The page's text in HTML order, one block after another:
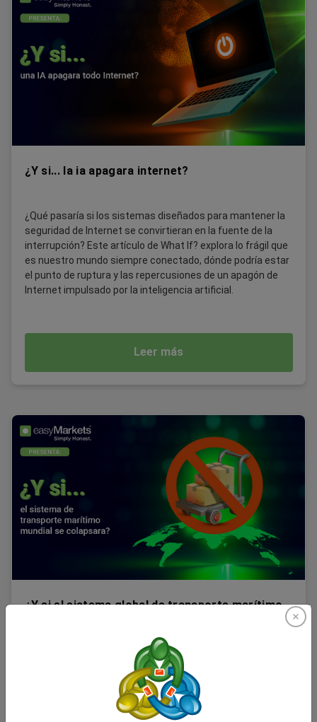
¿Y si... la ia apagara internet?
¿Qué pasaría si los sistemas diseñados para mantener la
seguridad de Internet se convirtieran en la fuente de la
interrupción? Este artículo de What If? explora lo frágil que
es nuestro mundo siempre conectado, dónde podría estar
el punto de ruptura y las repercusiones de un apagón de
Internet impulsado por la inteligencia artificial.
Leer más
¿Y si el sistema global de transporte marítimo
¿Qué pasaría si el sistema de transporte marítimo mundial
se volviera menos confiable debido a una presión
sostenida? ¿Cómo podrían variar los impactos entre las
distintas regiones y sectores? ¿Qué significaría esto para
la economía mundial? ¿Qué cambios culturales y